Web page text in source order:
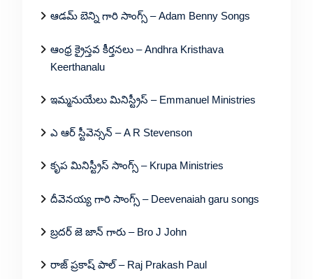
ఆడమ్ బెన్ని గారి సాంగ్స్ – Adam Benny Songs
ఆంధ్ర క్రైస్తవ కీర్తనలు – Andhra Kristhava
Keerthanalu
ఇమ్మనుయేలు మినిస్ట్రీస్ – Emmanuel Ministries
ఎ ఆర్ స్టీవెన్సన్ – A R Stevenson
కృప మినిస్ట్రీస్ సాంగ్స్ – Krupa Ministries
దీవెనయ్య గారి సాంగ్స్ – Deevenaiah garu songs
బ్రదర్ జె జాన్ గారు – Bro J John
రాజ్ ప్రకాష్ పాల్ – Raj Prakash Paul